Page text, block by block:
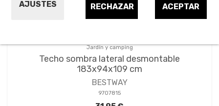
AJUSTES ACEPTAR
RECHAZAR
Jardín y camping
Techo sombra lateral desmontable
183x94x109 cm
BESTWAY
9707815